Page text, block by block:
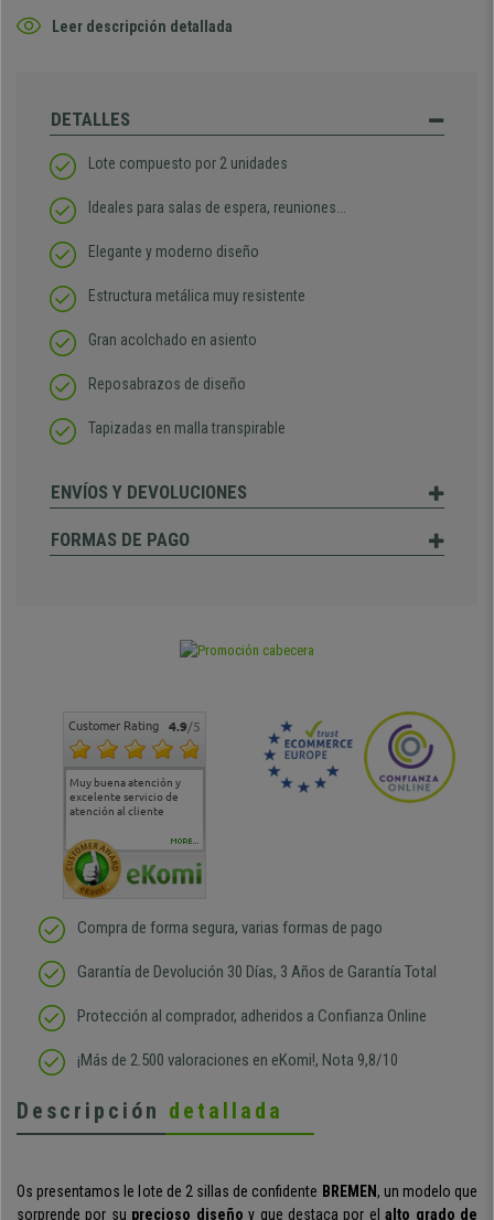
Leer descripción detallada
DETALLES
Lote compuesto por 2 unidades
Ideales para salas de espera, reuniones...
Elegante y moderno diseño
Estructura metálica muy resistente
Gran acolchado en asiento
Reposabrazos de diseño
Tapizadas en malla transpirable
ENVÍOS Y DEVOLUCIONES
FORMAS DE PAGO
Customer Rating 4.9/5
Muy buena atención y
excelente servicio de
atención al cliente
Muy buena atención de
cara al asesoramiento
Si estoy contento
MORE...
Compra de forma segura, varias formas de pago
Garantía de Devolución 30 Días, 3 Años de Garantía Total
Protección al comprador, adheridos a Confianza Online
¡Más de 2.500 valoraciones en eKomi!, Nota 9,8/10
Descripción detallada
Os presentamos le lote de 2 sillas de confidente BREMEN, un modelo que
sorprende por su precioso diseño y que destaca por elalto grado de